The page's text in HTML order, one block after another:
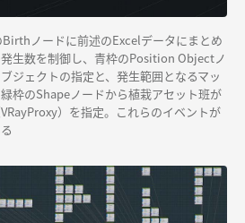
Birthノードに前述のExcelデータにまとめ
生数を制御し、青枠のPosition Objectノ
ジェクトの指定と、発生範囲となるマッ
枠のShapeノードから植栽アセット班が
VRayProxy） を指定。これらのイベントが